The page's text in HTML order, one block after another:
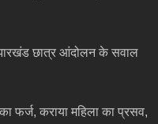
छात्र आंदोलन के सवाल
फर्ज, कराया महिला का प्रसव,